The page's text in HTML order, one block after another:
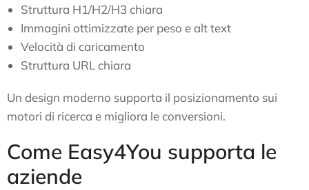
Struttura H1/H2/H3 chiara
Immagini ottimizzate per peso e alt text
Velocità di caricamento
Struttura URL chiara
Un design moderno supporta il posizionamento sui
motori di ricerca e migliora le conversioni.
Come Easy4You supporta le
aziende